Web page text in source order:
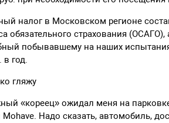
налог в Московском регионе
обязательного страхования
побывавшему на наших
в год.
гляжу
«кореец» ожидал меня на
Надо сказать, автомобиль,